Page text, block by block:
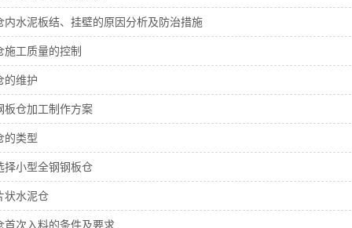
内水泥板结、挂壁的原因分析及防治措施
施工质量的控制
的维护
板仓加工制作方案
的类型
择小型全钢钢板仓
状水泥仓
首次入料的条件及要求